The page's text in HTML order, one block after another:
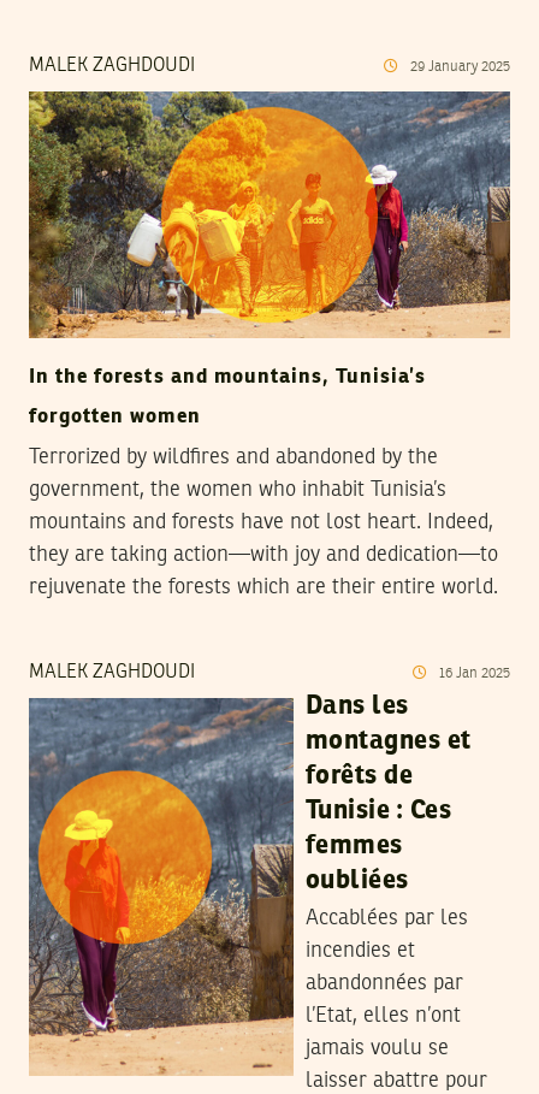
MALEK ZAGHDOUDI 29 January 2025
In the forests and mountains, Tunisia’s
forgotten women
Terrorized by wildfires and abandoned by the
government, the women who inhabit Tunisia’s
mountains and forests have not lost heart. Indeed,
they are taking action—with joy and dedication—to
rejuvenate the forests which are their entire world.
MALEK ZAGHDOUDI 16 Jan 2025
Dans les
montagnes et
forêts de
Tunisie : Ces
femmes
oubliées
Accablées par les
incendies et
abandonnées par
l’Etat, elles n’ont
jamais voulu se
laisser abattre pour